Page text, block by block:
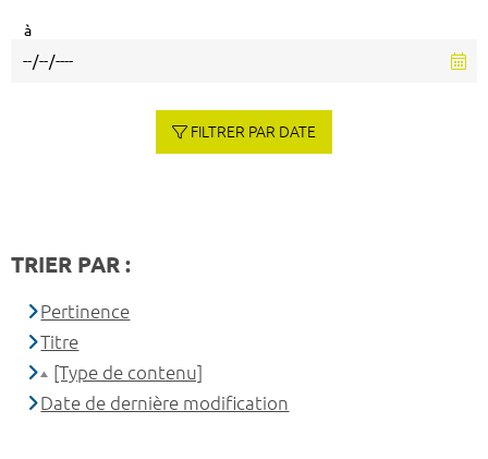
à
FILTRER PAR DATE
TRIER PAR :
Pertinence
Titre
[Type de contenu]
Date de dernière modification